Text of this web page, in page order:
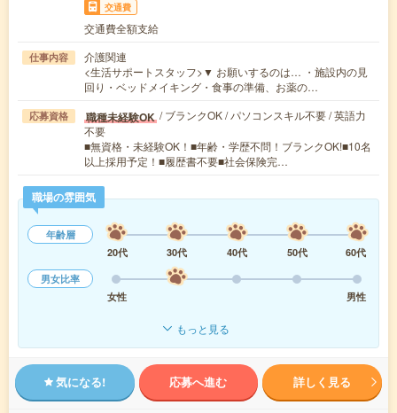
交通費
交通費全額支給
仕事内容
介護関連
<生活サポートスタッフ>▼ お願いするのは… ・施設内の見
回り・ベッドメイキング・食事の準備、お薬の…
応募資格 職種未経験OK / ブランクOK / パソコンスキル不要 / 英語力
不要
■無資格・未経験OK！■年齢・学歴不問！ブランクOK!■10名
以上採用予定！■履歴書不要■社会保険完…
職場の雰囲気
年齢層
20代
30代 40代 50代
60代
男女比率
女性
男性
もっと見る
気になる! 応募へ進む 詳しく見る